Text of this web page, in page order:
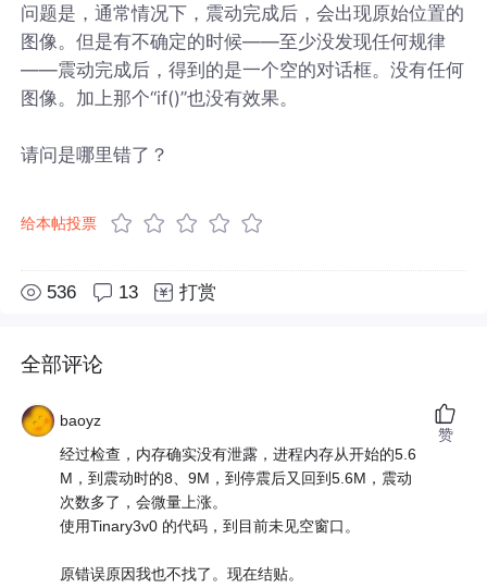
问题是，通常情况下，震动完成后，会出现原始位置的
图像。但是有不确定的时候——至少没发现任何规律
——震动完成后，得到的是一个空的对话框。没有任何
图像。加上那个“if()”也没有效果。
请问是哪里错了？
给本帖投票
536 13 打赏
全部评论
baoyz
经过检查，内存确实没有泄露，进程内存从开始的5.6
M，到震动时的8、9M，到停震后又回到5.6M，震动
次数多了，会微量上涨。
使用Tinary3v0 的代码，到目前未见空窗口。
原错误原因我也不找了。现在结贴。
赞